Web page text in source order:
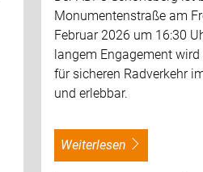
Monumentenstraße am
Februar 2026 um 16:30
langem Engagement
für sicheren Radverkehr
und erlebbar.
weiterlesen